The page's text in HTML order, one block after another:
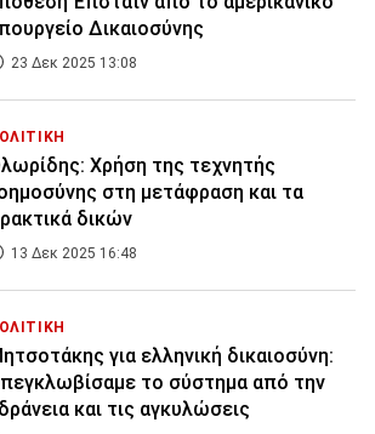
Δικαιοσύνης
23 Δεκ 2025 13:08
Χρήση της τεχνητής
στη μετάφραση και τα
δικών
13 Δεκ 2025 16:48
για ελληνική δικαιοσύνη:
το σύστημα από την
και τις αγκυλώσεις